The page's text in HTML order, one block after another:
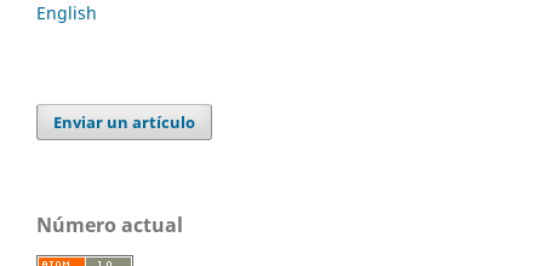
English
Enviar un artículo
Número actual